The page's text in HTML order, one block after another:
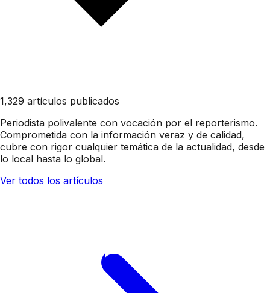
1,329 artículos publicados
Periodista polivalente con vocación por el reporterismo.
Comprometida con la información veraz y de calidad,
cubre con rigor cualquier temática de la actualidad, desde
lo local hasta lo global.
Ver todos los artículos